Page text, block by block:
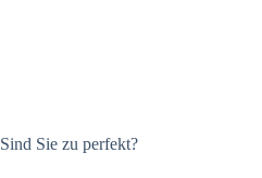
Sind Sie zu perfekt?